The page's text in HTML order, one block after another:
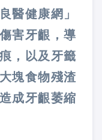
醫健康網」
害牙齦，導
，以及牙籤
塊食物殘渣
成牙齦萎縮